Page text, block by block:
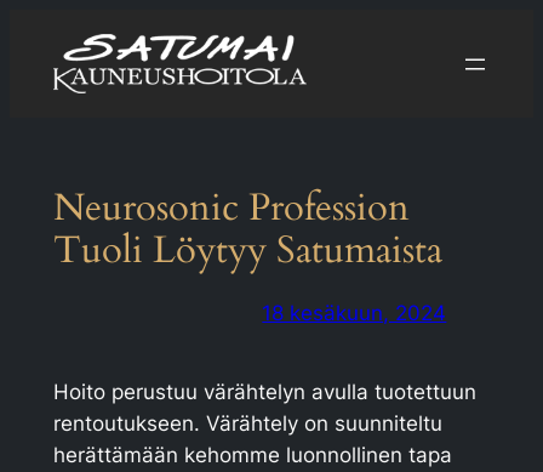
sisältöön
Neurosonic Profession
Tuoli Löytyy Satumaista
18 kesäkuun, 2024
Hoito perustuu värähtelyn avulla tuotettuun
rentoutukseen. Värähtely on suunniteltu
herättämään kehomme luonnollinen tapa